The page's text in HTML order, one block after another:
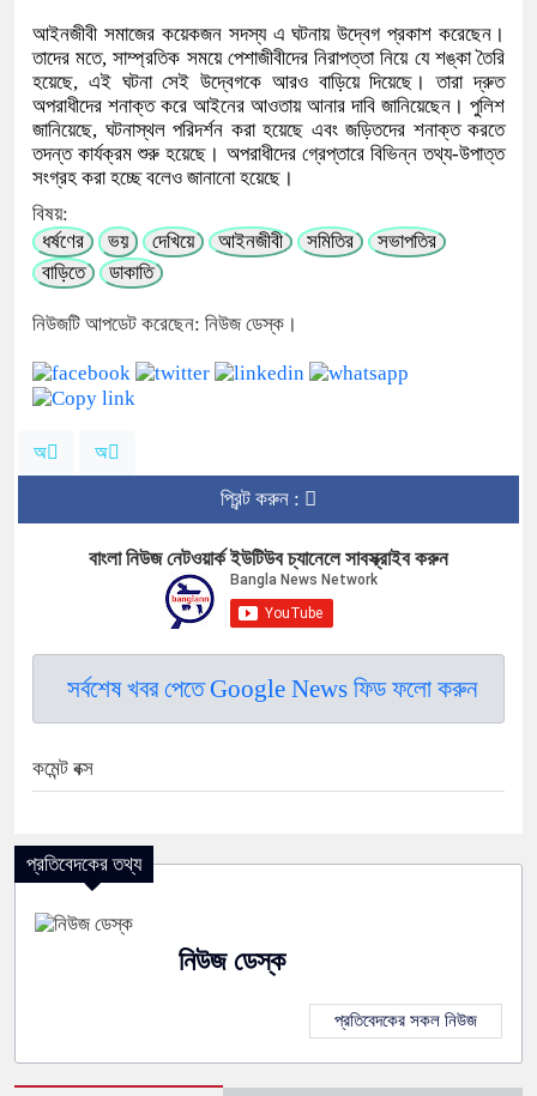
আইনজীবী সমাজের কয়েকজন সদস্য এ ঘটনায় উদ্বেগ প্রকাশ করেছেন।
তাদের মতে, সাম্প্রতিক সময়ে পেশাজীবীদের নিরাপত্তা নিয়ে যে শঙ্কা তৈরি
হয়েছে, এই ঘটনা সেই উদ্বেগকে আরও বাড়িয়ে দিয়েছে। তারা দ্রুত
অপরাধীদের শনাক্ত করে আইনের আওতায় আনার দাবি জানিয়েছেন। পুলিশ
জানিয়েছে, ঘটনাস্থল পরিদর্শন করা হয়েছে এবং জড়িতদের শনাক্ত করতে
তদন্ত কার্যক্রম শুরু হয়েছে। অপরাধীদের গ্রেপ্তারে বিভিন্ন তথ্য-উপাত্ত
সংগ্রহ করা হচ্ছে বলেও জানানো হয়েছে।
বিষয়:
ধর্ষণের
ভয় দেখিয়ে আইনজীবী সমিতির
সভাপতির
বাড়িতে
ডাকাতি
নিউজটি আপডেট করেছেন: নিউজ ডেস্ক।
অ অ
প্রিন্ট করুন :
বাংলা নিউজ নেটওয়ার্ক ইউটিউব চ্যানেলে সাবস্ক্রাইব করুন
সর্বশেষ খবর পেতে Google News ফিড ফলো করুন
কমেন্ট বক্স
প্রতিবেদকের তথ্য
নিউজ ডেস্ক
প্রতিবেদকের সকল নিউজ